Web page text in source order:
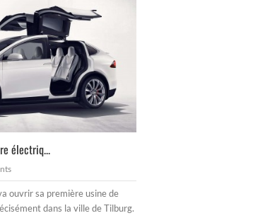
électriq...
ouvrir sa première usine de
dans la ville de Tilburg.